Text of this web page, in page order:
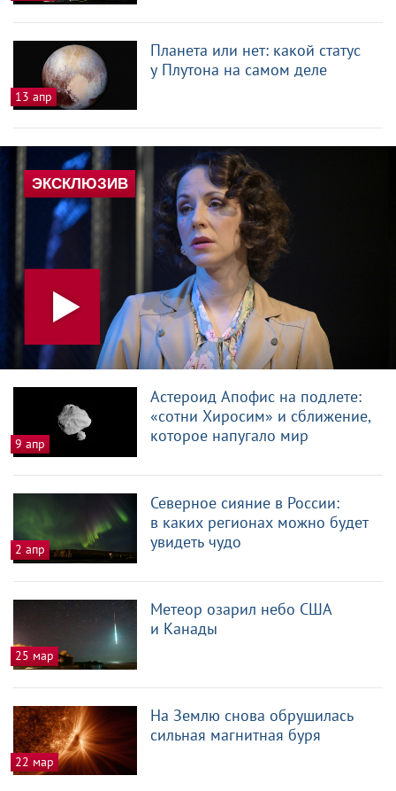
13 апр
Планета или нет: какой статус
у Плутона на самом деле
9 апр
Астероид Апофис на подлете:
«сотни Хиросим» и сближение,
которое напугало мир
2 апр
Северное сияние в России:
в каких регионах можно будет
увидеть чудо
25 мар
Метеор озарил небо США
и Канады
22 мар
На Землю снова обрушилась
сильная магнитная буря